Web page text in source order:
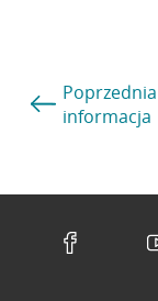
Poprzednia
informacja